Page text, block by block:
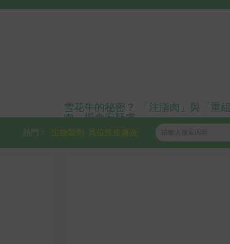
雪花牛的秘密？ 「注脂肉」與「重
肉」揭食安疑慮
異位性皮膚炎
生物製劑
熱門：